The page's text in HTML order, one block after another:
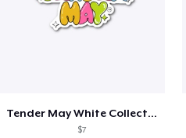
Tender May White Collection
$7